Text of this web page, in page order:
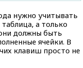
нужно учитывать
а только
должны быть
ячейки. В
клавиш просто не